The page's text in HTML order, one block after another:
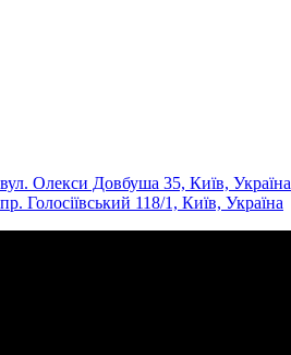
вул. Олекси Довбуша 35, Київ, Україна
пр. Голосіївський 118/1, Київ, Україна